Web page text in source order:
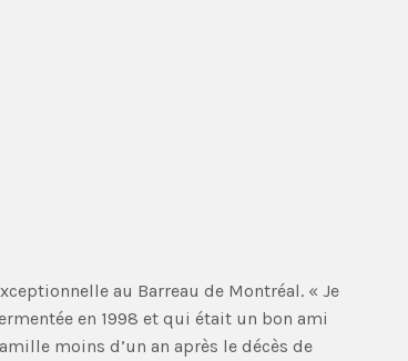
au Barreau de Montréal. « Je
en 1998 et qui était un bon ami
moins d’un an après le décès de